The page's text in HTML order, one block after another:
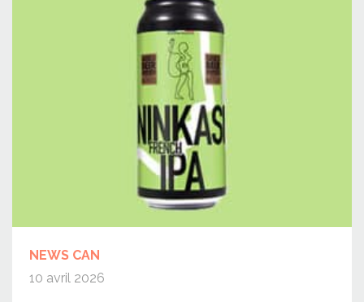
NEWS CAN
10 avril 2026